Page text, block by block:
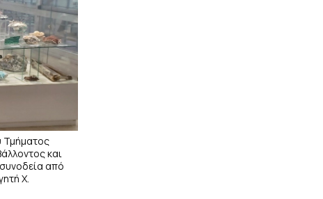
Τμήματος
και
από
Χ.